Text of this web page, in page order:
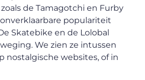
de Tamagotchi en Furby
populariteit
Skatebike en de Lolobal
We zien ze intussen
nostalgische websites, of in